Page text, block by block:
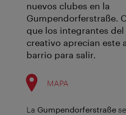
nuevos clubes en la
Gumpendorferstraße.
que los integrantes
creativo aprecian este
barrio para salir.
MAPA
La Gumpendorferstraße